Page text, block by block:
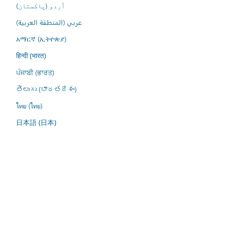
اُردو (پاکستان)
عربي (المنطقة العربية)
አማርኛ (ኢትዮጵያ)
हिन्दी (भारत)
ਪੰਜਾਬੀ (ਭਾਰਤ)
తెలుగు (భారతదేశం)
ไทย (ไทย)
日本語 (日本)